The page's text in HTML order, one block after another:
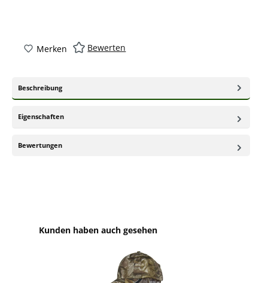
Merken Bewerten
Beschreibung
Eigenschaften
Bewertungen
Produktgalerie überspringen
Kunden haben auch gesehen